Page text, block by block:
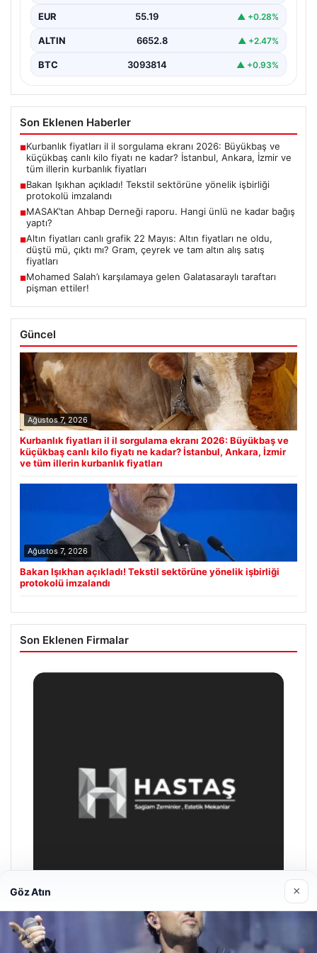
EUR 55.19 ▲ +0.28%
ALTIN 6652.8 ▲ +2.47%
BTC 3093814 ▲ +0.93%
Son Eklenen Haberler
■Kurbanlık fiyatları il il sorgulama ekranı 2026: Büyükbaş ve
küçükbaş canlı kilo fiyatı ne kadar? İstanbul, Ankara, İzmir ve
tüm illerin kurbanlık fiyatları
■Bakan Işıkhan açıkladı! Tekstil sektörüne yönelik işbirliği
protokolü imzalandı
■MASAK’tan Ahbap Derneği raporu. Hangi ünlü ne kadar bağış
yaptı?
■Altın fiyatları canlı grafik 22 Mayıs: Altın fiyatları ne oldu,
düştü mü, çıktı mı? Gram, çeyrek ve tam altın alış satış
fiyatları
■Mohamed Salah’ı karşılamaya gelen Galatasaraylı taraftarı
pişman ettiler!
Güncel
Ağustos 7, 2026
Kurbanlık fiyatları il il sorgulama ekranı 2026: Büyükbaş ve
küçükbaş canlı kilo fiyatı ne kadar? İstanbul, Ankara, İzmir
ve tüm illerin kurbanlık fiyatları
Ağustos 7, 2026
Bakan Işıkhan açıkladı! Tekstil sektörüne yönelik işbirliği
protokolü imzalandı
Son Eklenen Firmalar
Göz Atın ×